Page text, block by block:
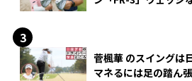
菅楓華 のスイングは
マネるには足の踏ん